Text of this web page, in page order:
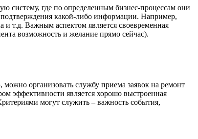
систему, где по определенным бизнес-процессам они
подтверждения какой-либо информации. Например,
и т.д. Важным аспектом является своевременная
возможность и желание прямо сейчас).
организовать службу приема заявок на ремонт
эффективности является хорошо выстроенная
могут служить – важность события,